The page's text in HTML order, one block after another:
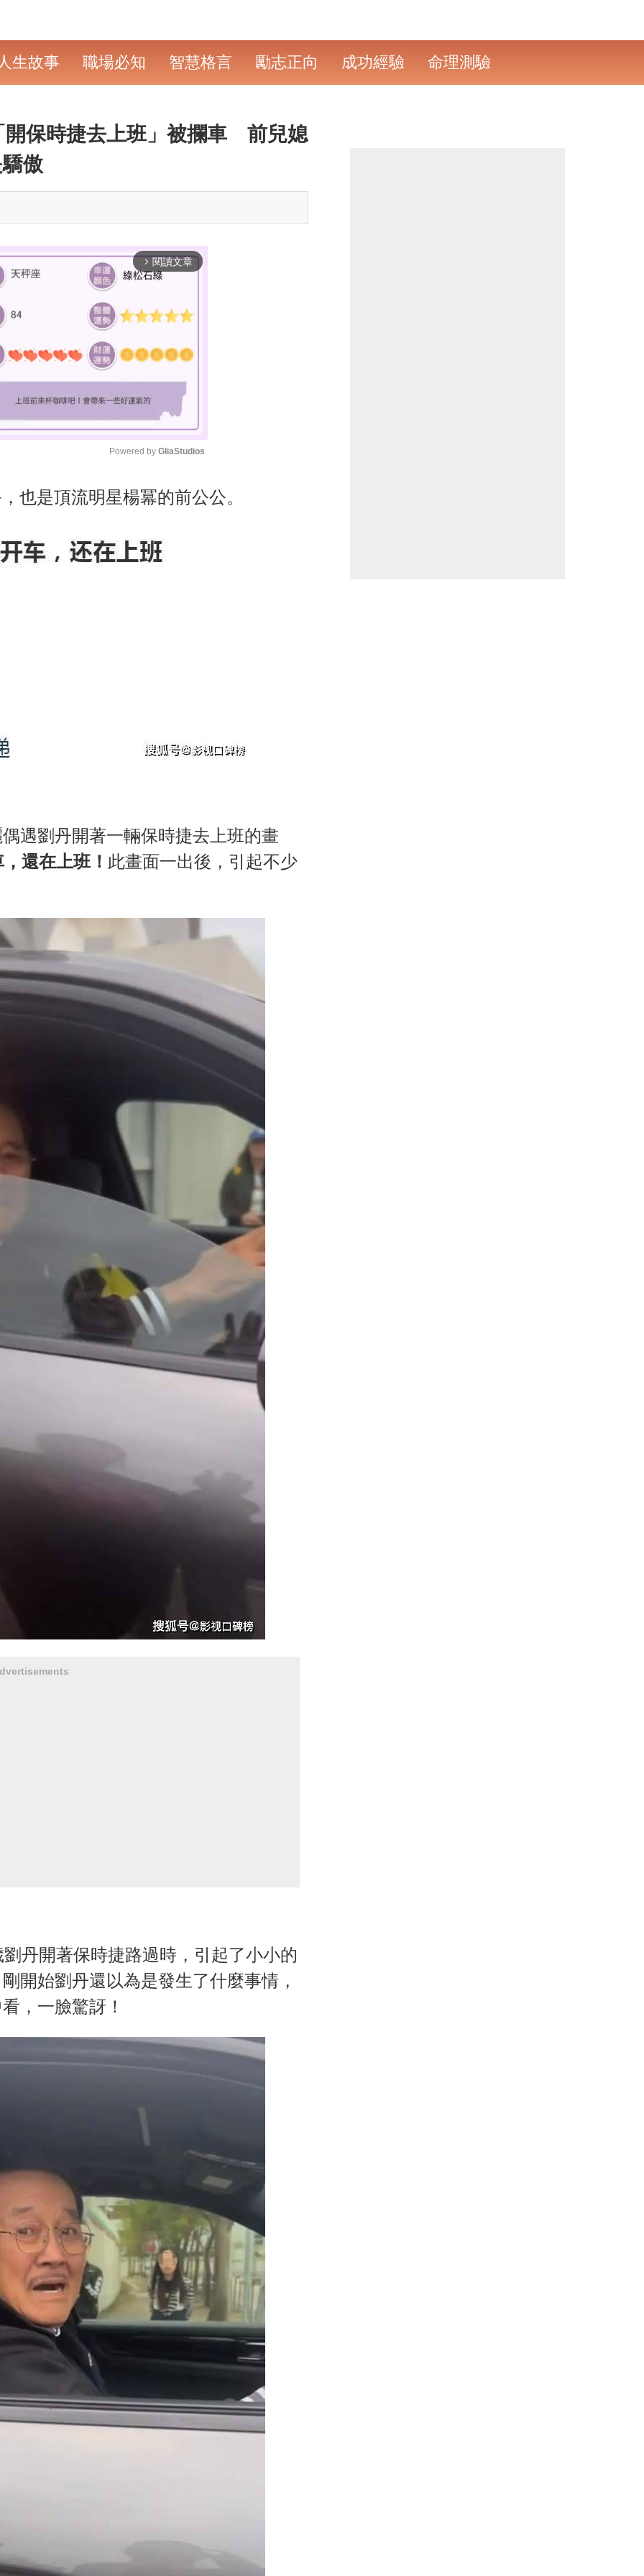
生故事 職場必知 智慧格言 勵志正向 成功經驗 命理測驗
開保時捷去上班」被攔車 前兒媳
傲
arrow_forward_ios 閱讀文章
M
e
Powered by GliaStudios
也是頂流明星楊冪的前公公。
遇劉丹開著一輛保時捷去上班的畫
還在上班！ 此畫面一出後，引起不少
丹開著保時捷路過時，引起了小小的
開始劉丹還以為是發生了什麼事情，
，一臉驚訝！